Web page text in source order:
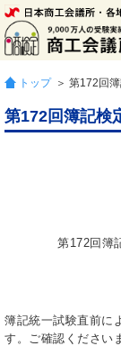
トップ ＞ 第172回
第172回簿記検
第172回簿
簿記統一試験直前に
す。ご確認ください